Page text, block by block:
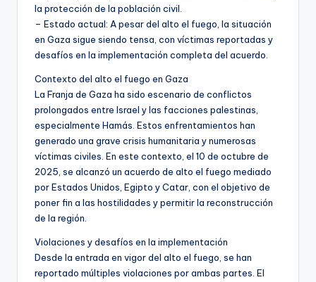
la protección de la población civil.
– Estado actual: A pesar del alto el fuego, la situación
en Gaza sigue siendo tensa, con víctimas reportadas y
desafíos en la implementación completa del acuerdo.
Contexto del alto el fuego en Gaza
La Franja de Gaza ha sido escenario de conflictos
prolongados entre Israel y las facciones palestinas,
especialmente Hamás. Estos enfrentamientos han
generado una grave crisis humanitaria y numerosas
víctimas civiles. En este contexto, el 10 de octubre de
2025, se alcanzó un acuerdo de alto el fuego mediado
por Estados Unidos, Egipto y Catar, con el objetivo de
poner fin a las hostilidades y permitir la reconstrucción
de la región.
Violaciones y desafíos en la implementación
Desde la entrada en vigor del alto el fuego, se han
reportado múltiples violaciones por ambas partes. El